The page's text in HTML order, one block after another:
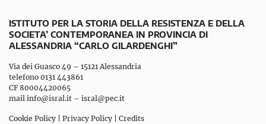
ISTITUTO PER LA STORIA DELLA RESISTENZA E DELLA
SOCIETA’ CONTEMPORANEA IN PROVINCIA DI
ALESSANDRIA “CARLO GILARDENGHI”
Via dei Guasco 49 – 15121 Alessandria
telefono 0131 443861
CF 80004420065
mail info@isral.it – isral@pec.it
Cookie Policy Privacy Policy Credits